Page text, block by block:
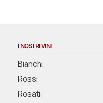
I NOSTRI VINI
Bianchi
Rossi
Rosati